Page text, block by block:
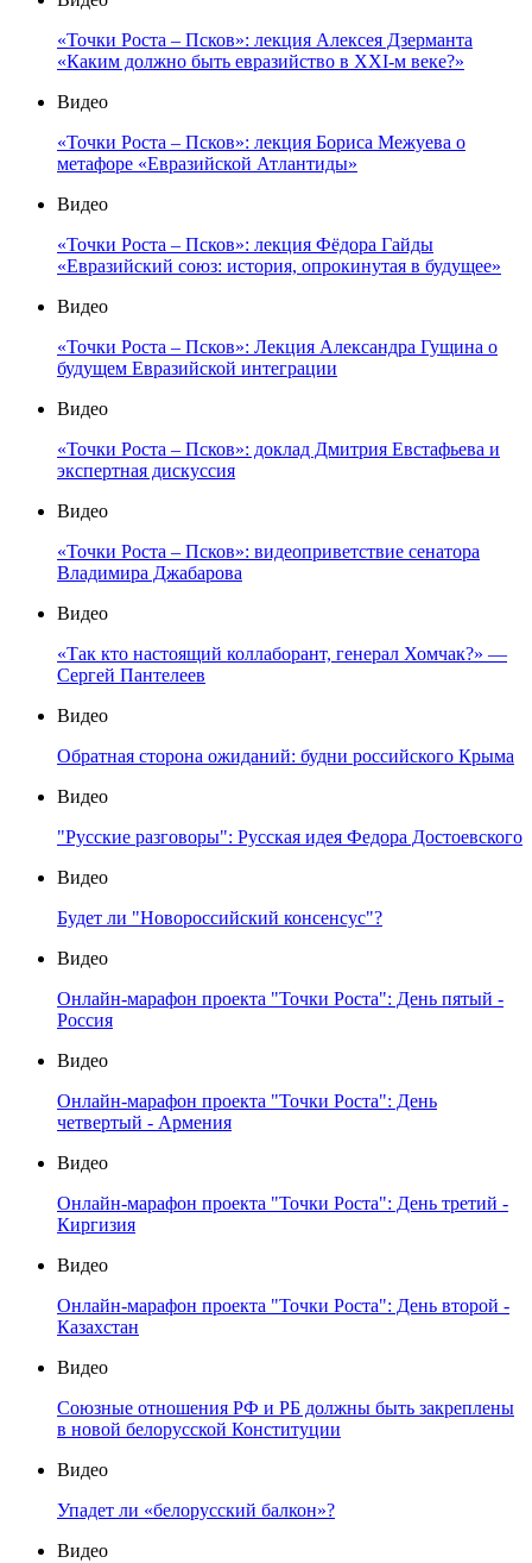
«Точки Роста – Псков»: лекция Алексея Дзерманта
«Каким должно быть евразийство в XXI-м веке?»
Видео
«Точки Роста – Псков»: лекция Бориса Межуева о
метафоре «Евразийской Атлантиды»
Видео
«Точки Роста – Псков»: лекция Фёдора Гайды
«Евразийский союз: история, опрокинутая в будущее»
Видео
«Точки Роста – Псков»: Лекция Александра Гущина о
будущем Евразийской интеграции
Видео
«Точки Роста – Псков»: доклад Дмитрия Евстафьева и
экспертная дискуссия
Видео
«Точки Роста – Псков»: видеоприветствие сенатора
Владимира Джабарова
Видео
«Так кто настоящий коллаборант, генерал Хомчак?» —
Сергей Пантелеев
Видео
Обратная сторона ожиданий: будни российского Крыма
Видео
"Русские разговоры": Русская идея Федора Достоевского
Видео
Будет ли "Новороссийский консенсус"?
Видео
Онлайн-марафон проекта "Точки Роста": День пятый -
Россия
Видео
Онлайн-марафон проекта "Точки Роста": День
четвертый - Армения
Видео
Онлайн-марафон проекта "Точки Роста": День третий -
Киргизия
Видео
Онлайн-марафон проекта "Точки Роста": День второй -
Казахстан
Видео
Союзные отношения РФ и РБ должны быть закреплены
в новой белорусской Конституции
Видео
Упадет ли «белорусский балкон»?
Видео